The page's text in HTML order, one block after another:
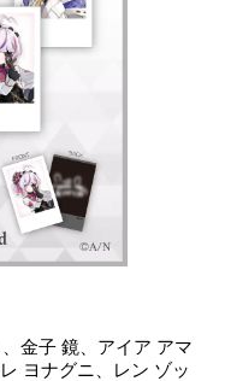
金子 鏡、アイア アマ
ヨナグニ、レン ゾッ